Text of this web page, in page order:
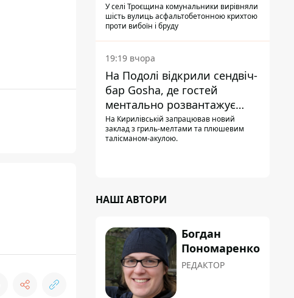
У селі Троєщина комунальники вирівняли
шість вулиць асфальтобетонною крихтою
проти вибоїн і бруду
19:19 вчора
На Подолі відкрили сендвіч-
бар Gosha, де гостей
ментально розвантажує
акула
На Кирилівській запрацював новий
заклад з гриль-мелтами та плюшевим
талісманом-акулою.
НАШІ АВТОРИ
Богдан
Пономаренко
РЕДАКТОР